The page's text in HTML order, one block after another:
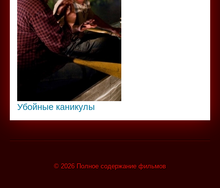
Убойные каникулы
© 2026 Полное содержание фильмов